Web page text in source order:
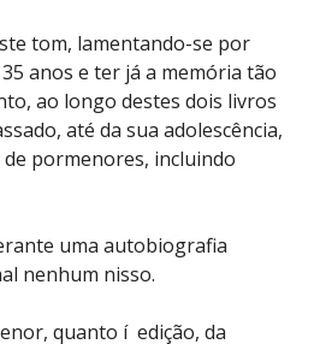
tom, lamentando-se por
anos e ter já a memória tão
ao longo destes dois livros
até da sua adolescência,
pormenores, incluindo
uma autobiografia
nenhum nisso.
quanto í edição, da